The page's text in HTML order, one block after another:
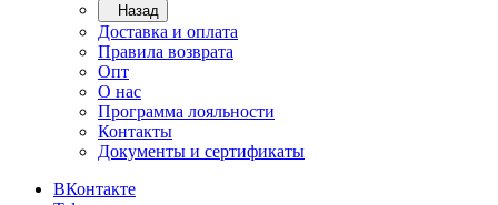
Назад
Доставка и оплата
Правила возврата
Опт
О нас
Программа лояльности
Контакты
Документы и сертификаты
ВКонтакте